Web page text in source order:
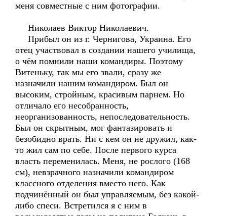
меня совместные с ним фотографии.
Николаев Виктор Николаевич.
Прибыл он из г. Чернигова, Украина. Его
отец участвовал в создании нашего училища,
о чём помнили наши командиры. Поэтому
Витеньку, так мы его звали, сразу же
назначили нашим командиром. Был он
высоким, стройным, красивым парнем. Но
отличало его несобранность,
неорганизованность, непоследовательность.
Был он скрытным, мог фантазировать и
безобидно врать. Ни с кем он не дружил, как-
то жил сам по себе. После первого курса
власть переменилась. Меня, не рослого (168
см), невзрачного назначили командиром
классного отделения вместо него. Как
подчинённый он был управляемым, без какой-
либо спеси. Встретился я с ним в